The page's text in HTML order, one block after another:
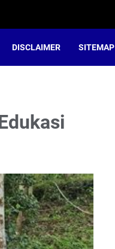
DISCLAIMER SITEMAP